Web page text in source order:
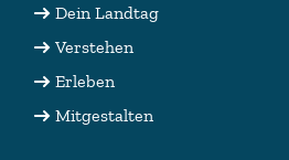
Dein Landtag
Verstehen
Erleben
Mitgestalten